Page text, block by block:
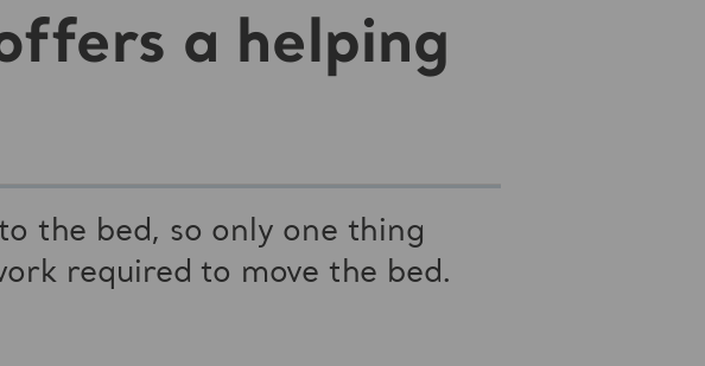
a helping
the bed, so only one thing
required to move the bed.